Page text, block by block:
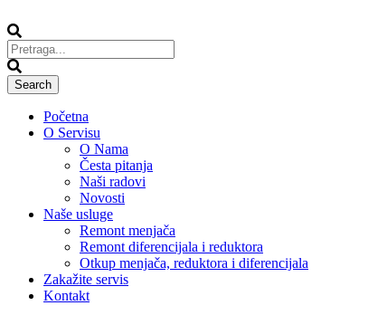
Početna
O Servisu
O Nama
Česta pitanja
Naši radovi
Novosti
Naše usluge
Remont menjača
Remont diferencijala i reduktora
Otkup menjača, reduktora i diferencijala
Zakažite servis
Kontakt